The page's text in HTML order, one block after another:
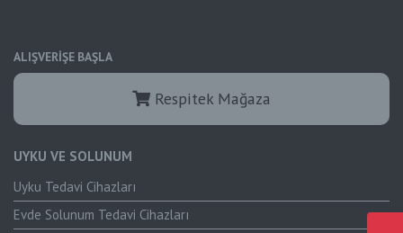
ALIŞVERİŞE BAŞLA
Respitek Mağaza
UYKU VE SOLUNUM
Uyku Tedavi Cihazları
Evde Solunum Tedavi Cihazları